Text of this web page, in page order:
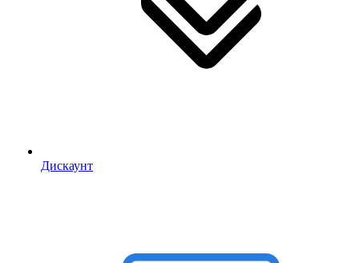
Дискаунт